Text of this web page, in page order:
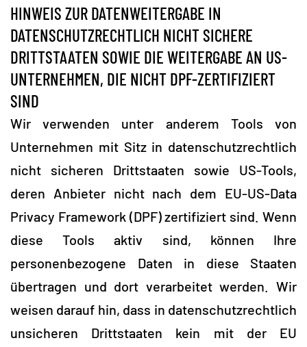
HINWEIS ZUR DATENWEITERGABE IN
DATENSCHUTZRECHTLICH NICHT SICHERE
DRITTSTAATEN SOWIE DIE WEITERGABE AN US-
UNTERNEHMEN, DIE NICHT DPF-ZERTIFIZIERT
SIND
Wir verwenden unter anderem Tools von
Unternehmen mit Sitz in datenschutzrechtlich
nicht sicheren Drittstaaten sowie US-Tools,
deren Anbieter nicht nach dem EU-US-Data
Privacy Framework (DPF) zertifiziert sind. Wenn
diese Tools aktiv sind, können Ihre
personenbezogene Daten in diese Staaten
übertragen und dort verarbeitet werden. Wir
weisen darauf hin, dass in datenschutzrechtlich
unsicheren Drittstaaten kein mit der EU